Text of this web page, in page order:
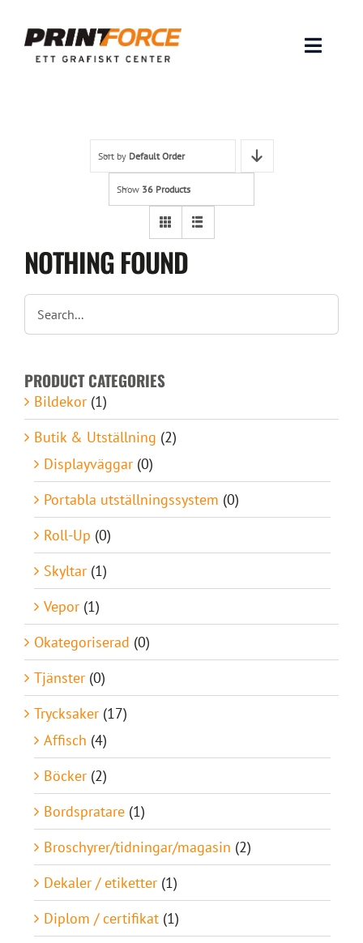
content
Toggle
INSPIRATION
Om oss
Sort by Default Order
Show 36 Products
NOTHING FOUND
PRODUCT CATEGORIES
Bildekor (1)
Butik & Utställning (2)
Displayväggar (0)
Portabla utställningssystem (0)
Roll-Up (0)
Skyltar (1)
Vepor (1)
Okategoriserad (0)
Tjänster (0)
Trycksaker (17)
Affisch (4)
Böcker (2)
Bordspratare (1)
Broschyrer/tidningar/magasin (2)
Dekaler / etiketter (1)
Diplom / certifikat (1)